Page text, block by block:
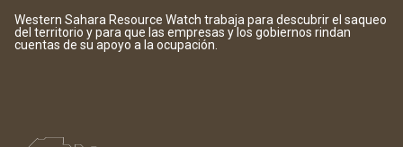
Western Sahara Resource Watch trabaja para descubrir el saqueo
del territorio y para que las empresas y los gobiernos rindan
cuentas de su apoyo a la ocupación.